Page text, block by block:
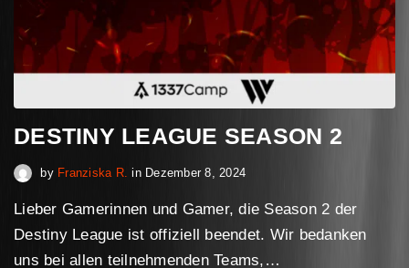
DESTINY LEAGUE SEASON 2
by Franziska R. in Dezember 8, 2024Februar 16, 2025
Lieber Gamerinnen und Gamer, die Season 2 der
Destiny League ist offiziell beendet. Wir bedanken
uns bei allen teilnehmenden Teams,…